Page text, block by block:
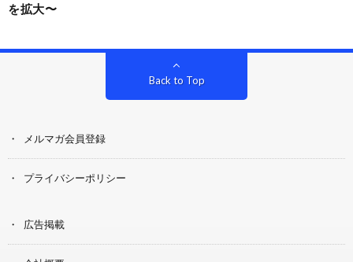
を拡大〜
Back to Top
メルマガ会員登録
プライバシーポリシー
広告掲載